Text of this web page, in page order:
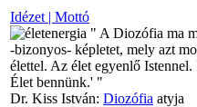
Idézet | Mottó
" A Diozófia ma
-bizonyos- képletet, mely azt
élettel. Az élet egyenlő
Élet bennünk.' "
Dr. Kiss István: Diozófia atyja